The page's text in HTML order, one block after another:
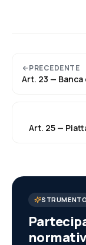
PRECEDENTE
Art. 23 —
Art. 25 —